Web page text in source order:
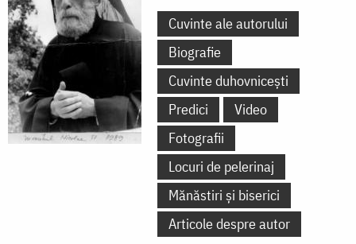
Cuvinte ale autorului
Biografie
Cuvinte duhovnicești
Predici
Video
Fotografii
Locuri de pelerinaj
Mănăstiri și biserici
Articole despre autor